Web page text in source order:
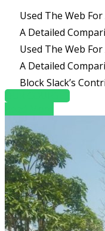
Used The Web
A Detailed
Used The Web
A Detailed
Block Slack’s
OUR COURSES